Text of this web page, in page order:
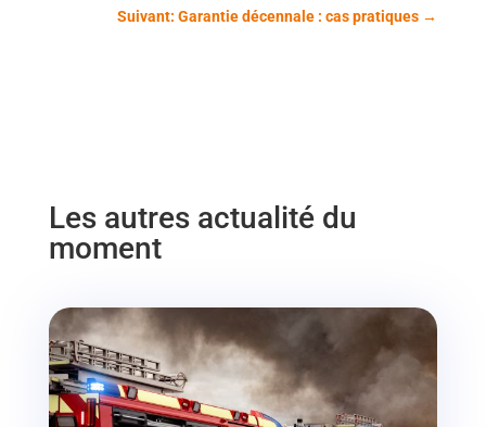
Suivant: Garantie décennale : cas pratiques →
Les autres actualité du
moment